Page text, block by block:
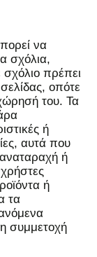
να
σχόλια,
σχόλιο πρέπει
οπότε
του. Τα
ή
αυτά που
ή
ή
τα
συμμετοχή